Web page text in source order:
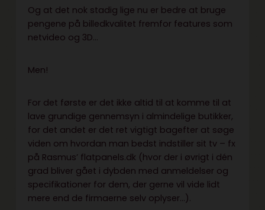
Og at det nok stadig lige nu er bedre at bruge
pengene på billedkvalitet fremfor features som
netvideo og 3D…
Men!
For det første er det ikke altid til at komme til at
lave grundige gennemsyn i almindelige butikker,
for det andet er det ret vigtigt bagefter at søge
viden om hvordan man bedst indstiller sit tv – fx
på Rasmus’ flatpanels.dk (hvor der i øvrigt i dén
grad bliver gået i dybden med anmeldelser og
specifikationer for dem, der gerne vil vide lidt
mere end de firmaerne selv oplyser…).